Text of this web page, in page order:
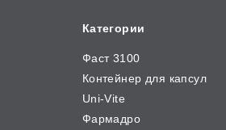
Категории
Фаст 3100
Контейнер для капсул
Uni-Vite
Фармадро